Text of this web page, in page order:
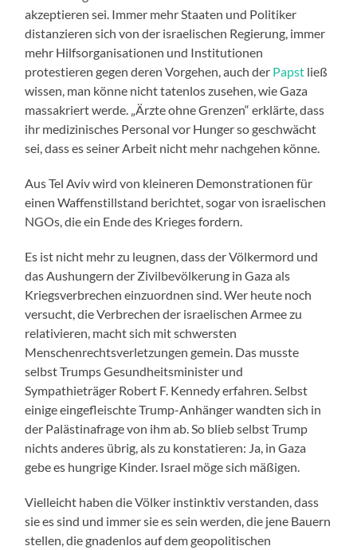
akzeptieren sei. Immer mehr Staaten und Politiker
distanzieren sich von der israelischen Regierung, immer
mehr Hilfsorganisationen und Institutionen
protestieren gegen deren Vorgehen, auch der Papst ließ
wissen, man könne nicht tatenlos zusehen, wie Gaza
massakriert werde. „Ärzte ohne Grenzen“ erklärte, dass
ihr medizinisches Personal vor Hunger so geschwächt
sei, dass es seiner Arbeit nicht mehr nachgehen könne.
Aus Tel Aviv wird von kleineren Demonstrationen für
einen Waffenstillstand berichtet, sogar von israelischen
NGOs, die ein Ende des Krieges fordern.
Es ist nicht mehr zu leugnen, dass der Völkermord und
das Aushungern der Zivilbevölkerung in Gaza als
Kriegsverbrechen einzuordnen sind. Wer heute noch
versucht, die Verbrechen der israelischen Armee zu
relativieren, macht sich mit schwersten
Menschenrechtsverletzungen gemein. Das musste
selbst Trumps Gesundheitsminister und
Sympathieträger Robert F. Kennedy erfahren. Selbst
einige eingefleischte Trump-Anhänger wandten sich in
der Palästinafrage von ihm ab. So blieb selbst Trump
nichts anderes übrig, als zu konstatieren: Ja, in Gaza
gebe es hungrige Kinder. Israel möge sich mäßigen.
Vielleicht haben die Völker instinktiv verstanden, dass
sie es sind und immer sie es sein werden, die jene Bauern
stellen, die gnadenlos auf dem geopolitischen